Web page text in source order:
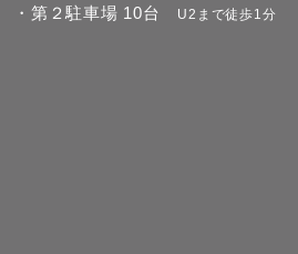
・第２駐車場 10台
U2まで徒歩1分